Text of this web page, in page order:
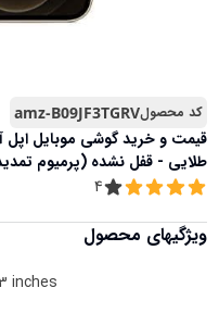
کد محصولamz-B09JF3TGRV
قیمت و خرید
طلایی - قفل نشده (پرمیوم
4
ویژگیهای محصول
inches